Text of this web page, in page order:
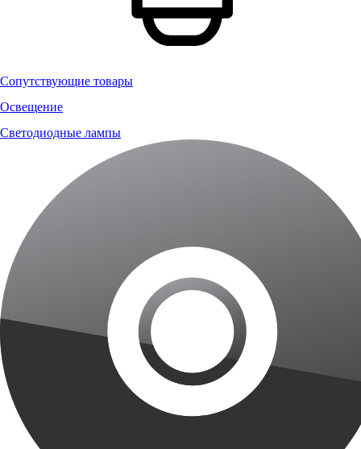
Сопутствующие товары
Освещение
Светодиодные лампы